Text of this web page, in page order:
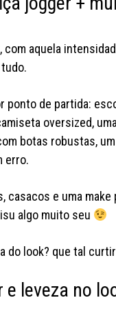
aquela
ponto de partida:
oversized,
botas robustas,
erro.
casacos e uma
algo muito seu
do look? que tal
leveza no